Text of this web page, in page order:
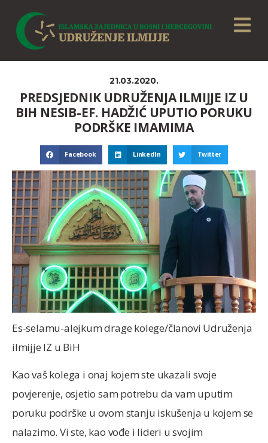
21.03.2020.
PREDSJEDNIK UDRUŽENJA ILMIJJE IZ U
BIH NESIB-EF. HADŽIĆ UPUTIO PORUKU
PODRŠKE IMAMIMA
Facebook LinkedIn Twitter
Es-selamu-alejkum drage kolege/članovi Udruženja
ilmijje IZ u BiH
Kao vaš kolega i onaj kojem ste ukazali svoje
povjerenje, osjetio sam potrebu da vam uputim
poruku podrške u ovom stanju iskušenja u kojem se
nalazimo. Vi ste, kao vođe i lideri u svojim